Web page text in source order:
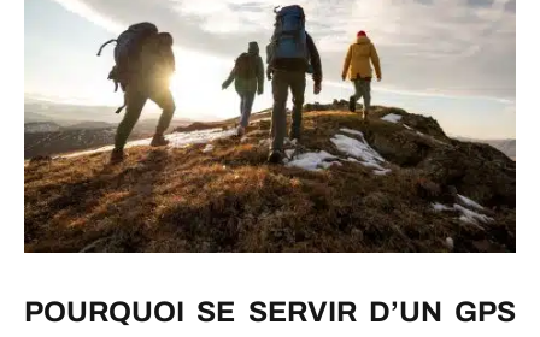
POURQUOI SE SERVIR D’UN GPS